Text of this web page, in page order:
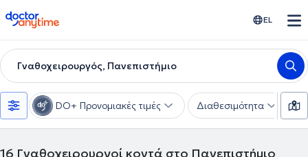
doctoranytime EL
Γναθοχειρουργός, Πανεπιστήμιο
DO+ Προνομιακές τιμές Διαθεσιμότητα
16 Γναθοχειρουργοί κοντά στο Πανεπιστήμιο